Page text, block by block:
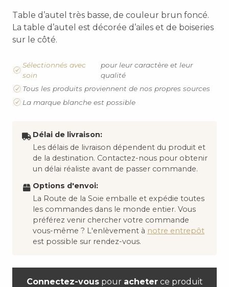
Table d’autel très basse, de couleur brun foncé.
La table d’autel est décorée d’ailes et de boiseries
sur le côté.
Sélectionnés avec
soin
pour leur caractère et leur
qualité
Tous les produits proviennent de nos propres sources
La marque blanche est possible
Délai de livraison:
Les délais de livraison dépendent du produit et
de la destination. Contactez-nous pour obtenir
un délai réaliste avant de passer commande.
Options d'envoi:
La Route de la Soie emballe et expédie toutes
les commandes dans le monde entier. Vous
préférez venir chercher votre commande
vous-même ? L'enlèvement à notre entrepôt
est possible sur rendez-vous.
Connectez-vouspour acheterce produit